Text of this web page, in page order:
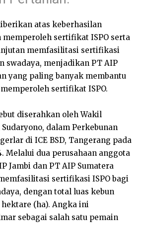
atas keberhasilan
memperoleh sertifikat ISPO serta
memfasilitasi sertifikasi
swadaya, menjadikan PT AIP
yang paling banyak membantu
sertifikat ISPO.
diserahkan oleh Wakil
dalam Perkebunan
di ICE BSD, Tangerang pada
Melalui dua perusahaan anggota
Jambi dan PT AIP Sumatera
sertifikasi ISPO bagi
dengan total luas kebun
hektare (ha). Angka ini
sebagai salah satu pemain